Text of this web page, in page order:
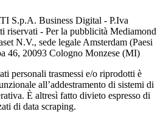
S.p.A. Business Digital - P.Iva
riservati - Per la pubblicità Mediamond
N.V., sede legale Amsterdam (Paesi
46, 20093 Cologno Monzese (MI)
personali trasmessi e/o riprodotti è
all’addestramento di sistemi di
È altresì fatto divieto espresso di
di data scraping.